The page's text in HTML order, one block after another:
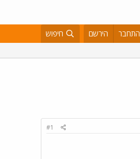
התחבר הירשם חיפוש
#1